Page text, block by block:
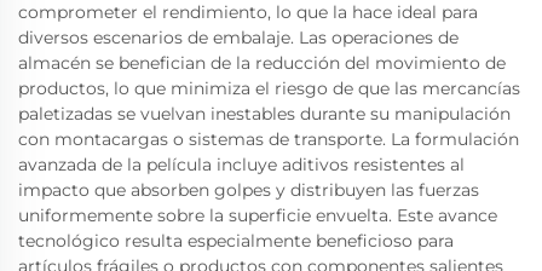
comprometer el rendimiento, lo que la hace ideal para
diversos escenarios de embalaje. Las operaciones de
almacén se benefician de la reducción del movimiento de
productos, lo que minimiza el riesgo de que las mercancías
paletizadas se vuelvan inestables durante su manipulación
con montacargas o sistemas de transporte. La formulación
avanzada de la película incluye aditivos resistentes al
impacto que absorben golpes y distribuyen las fuerzas
uniformemente sobre la superficie envuelta. Este avance
tecnológico resulta especialmente beneficioso para
artículos frágiles o productos con componentes salientes